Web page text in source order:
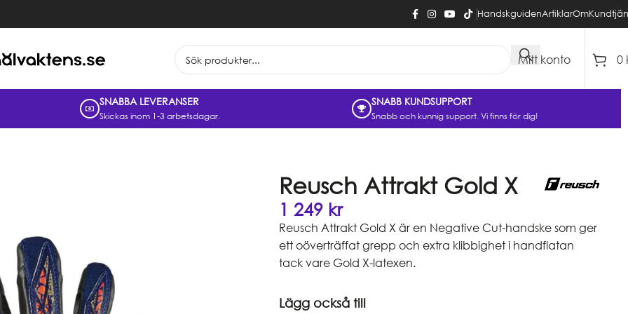
HandskguidenArtiklarOm
Mitt konto 0
SNABBA LEVERANSER
Skickas inom 1-3 arbetsdagar.
SNABB KUNDSUPPORT
Snabb och kunnig support. Vi finns för dig!
Reusch Attrakt Gold X
1 249 kr
Reusch Attrakt Gold X är en Negative Cut-handske som ger
ett oöverträffat grepp och extra klibbighet i handflatan
tack vare Gold X-latexen.
Lägg också till